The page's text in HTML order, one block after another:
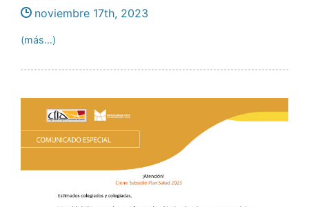
noviembre 17th, 2023
(más…)